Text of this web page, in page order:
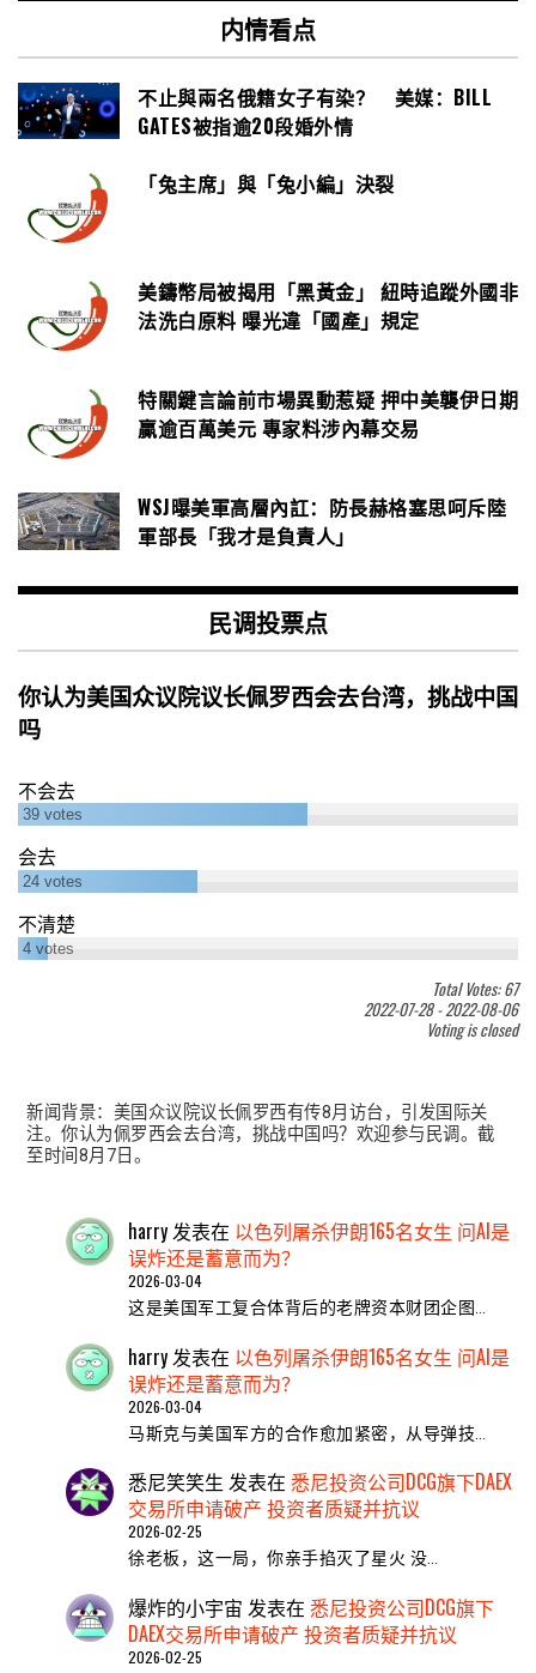
内情看点
不止與兩名俄籍女子有染？ 美媒：BILL
GATES被指逾20段婚外情
「兔主席」與「兔小編」決裂
美鑄幣局被揭用「黑黃金」 紐時追蹤外國非
法洗白原料 曝光違「國產」規定
特關鍵言論前市場異動惹疑 押中美襲伊日期
贏逾百萬美元 專家料涉內幕交易
WSJ曝美軍高層內訌：防長赫格塞思呵斥陸
軍部長「我才是負責人」
民调投票点
你认为美国众议院议长佩罗西会去台湾，挑战中国
吗
不会去
39 votes
会去
24 votes
不清楚
4 votes
Total Votes: 67
2022-07-28-2022-08-06
Voting is closed
新闻背景：美国众议院议长佩罗西有传8月访台，引发国际关
注。你认为佩罗西会去台湾，挑战中国吗？欢迎参与民调。截
至时间8月7日。
harry发表在 以色列屠杀伊朗165名女生 问AI是
误炸还是蓄意而为？
2026-03-04
这是美国军工复合体背后的老牌资本财团企图…
harry 发表在 以色列屠杀伊朗165名女生 问AI是
误炸还是蓄意而为？
2026-03-04
马斯克与美国军方的合作愈加紧密，从导弹技…
悉尼笑笑生 发表在 悉尼投资公司DCG旗下DAEX
交易所申请破产 投资者质疑并抗议
2026-02-25
​徐老板，这一局，你亲手掐灭了星火 ​没…
爆炸的小宇宙 发表在 悉尼投资公司DCG旗下
DAEX交易所申请破产 投资者质疑并抗议
2026-02-25